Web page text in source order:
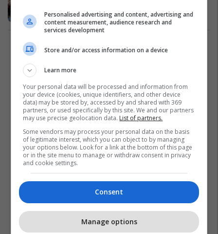
1
Personalised advertising and content, advertising and
content measurement, audience research and
services development
Store and/or access information on a device
Learn more
Your personal data will be processed and information from
your device (cookies, unique identifiers, and other device
data) may be stored by, accessed by and shared with 369
partners, or used specifically by this site. We and our partners
may use precise geolocation data. List of partners.
Some vendors may process your personal data on the basis
of legitimate interest, which you can object to by managing
your options below. Look for a link at the bottom of this page
or in the site menu to manage or withdraw consent in privacy
and cookie settings.
Consent
Manage options